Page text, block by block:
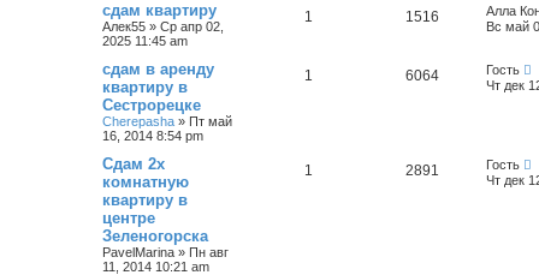
сдам квартиру
Алек55 » Ср апр 02,
2025 11:45 am
1 1516
Алла
Вс май
сдам в аренду
квартиру в
Сестрорецке
Cherepasha » Пт май
16, 2014 8:54 pm
1 6064
Гость
Чт дек
Сдам 2х
комнатную
квартиру в
центре
Зеленогорска
PavelMarina » Пн авг
11, 2014 10:21 am
1 2891
Гость
Чт дек